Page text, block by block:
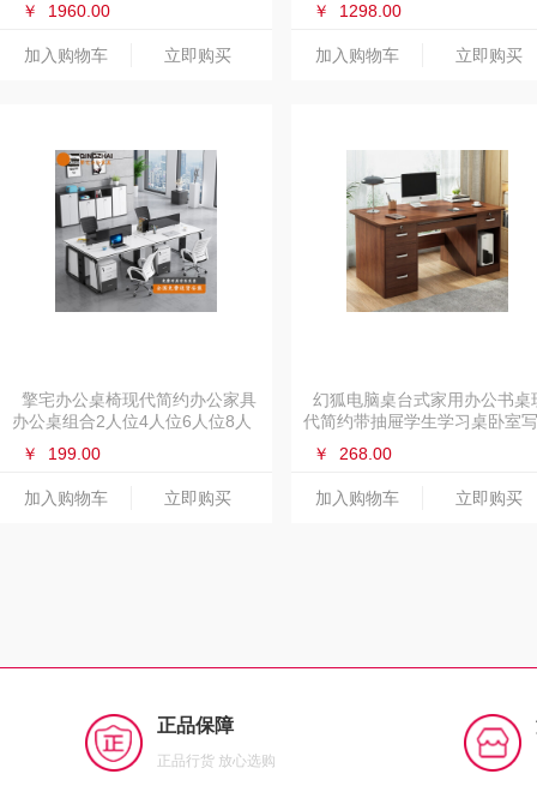
位（含柜不含椅）
￥ 1960.00
加入购物车 立即购买
1.8米豪华款双副柜（带色卡一
个）
￥ 1298.00
加入购物车 立即购买
擎宅办公桌椅现代简约办公家具
办公桌组合2人位4人位6人位8人
￥ 199.00
加入购物车 立即购买
幻狐电脑桌台式家用办公书桌
代简约带抽屉学生学习桌卧室写
色140CM
￥ 268.00
加入购物车 立即购买
正品保障
正品行货 放心选购